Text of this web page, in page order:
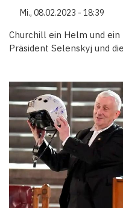
Mi., 08.02.2023 - 18:39
Churchill ein Helm und
Präsident Selenskyj und